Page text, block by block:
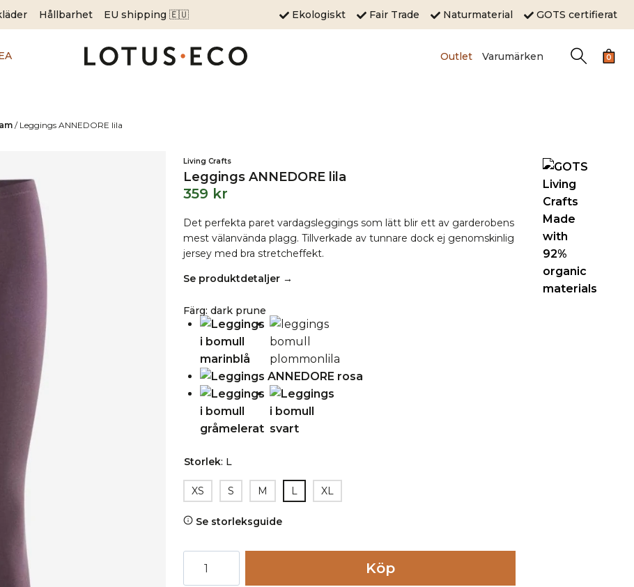
Hållbarhet EU shipping 🇪🇺 Ekologiskt Fair Trade Naturmaterial GOTS certifierat
Outlet Varumärken 0
/ Leggings ANNEDORE lila
Living Crafts
Leggings ANNEDORE lila
359 kr
Det perfekta paret vardagsleggings som lätt blir ett av garderobens
mest välanvända plagg. Tillverkade av tunnare dock ej genomskinlig
jersey med bra stretcheffekt.
Se produktdetaljer →
Färg: dark prune
Storlek: L
XS S M L XL
Se storleksguide
ANNEDORE
Köp